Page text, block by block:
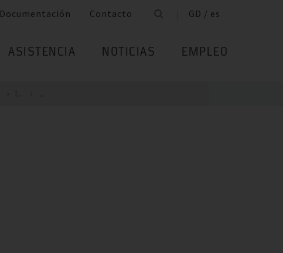
Documentación Contacto GD / es
ASISTENCIA NOTICIAS EMPLEO